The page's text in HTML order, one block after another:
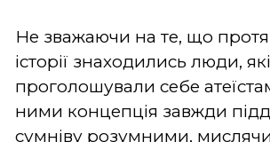
Не зважаючи на те, що
історії знаходились люди, які
проголошували себе
ними концепція завжди
сумніву розумними,